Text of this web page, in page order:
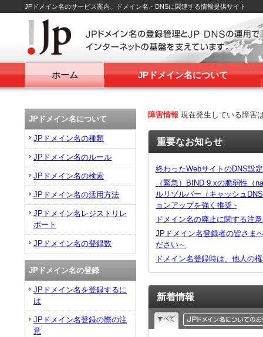
JPドメイン名のサービス案内、ドメイン名・DNSに関連する情報提供サイト
ホーム JPドメイン名について
障害情報 現在発生している障害
重要なお知らせ
終わったWebサイトのDNS設
（緊急）BIND 9.xの脆弱性（
ルリゾルバー（キャッシュ
ョンアップを強く推奨 -
ドメイン名の廃止に関する注
JPドメイン名登録者の皆さま
ださい～
ドメイン名登録時は、他人の
新着情報
JPドメイン名について
JPドメイン名の種類
JPドメイン名のルール
JPドメイン名の検索
JPドメイン名の活用方法
JPドメイン名レジストリレ
ポート
JPドメイン名の登録数
JPドメイン名の登録
JPドメイン名を登録するに
は
JPドメイン名登録の際の注
意